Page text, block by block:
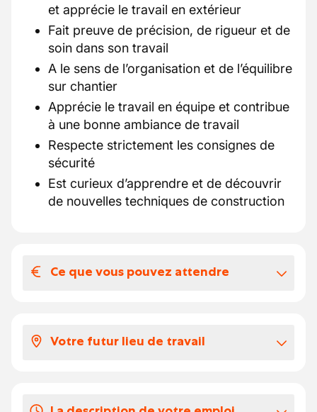
et apprécie le travail en extérieur
Fait preuve de précision, de rigueur et de
soin dans son travail
A le sens de l’organisation et de l’équilibre
sur chantier
Apprécie le travail en équipe et contribue
à une bonne ambiance de travail
Respecte strictement les consignes de
sécurité
Est curieux d’apprendre et de découvrir
de nouvelles techniques de construction
Ce que vous pouvez attendre
À déterminer selon votre expérience et
Votre futur lieu de travail